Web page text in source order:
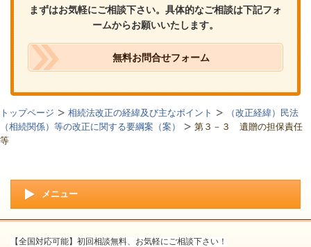
まずはお気軽にご相談下さい。具体的なご相談は下記フォ
ームからお願いいたします。
無料お問合せフォーム
トップページ 相続法改正の経緯及び主なポイント
（改正経緯）民法
（相続関係）等の改正に関する要綱案（案）
第３－３ 遺贈の担保責任
等
メニュー
【全国対応可能】初回相談無料、お気軽にご相談下さい！